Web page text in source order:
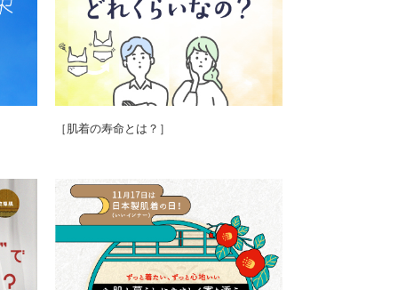
［肌着の寿命とは？］